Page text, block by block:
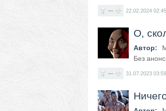
— 22.02.2024 02:45
О,
Автор:
Без
— 31.07.2023 03:59